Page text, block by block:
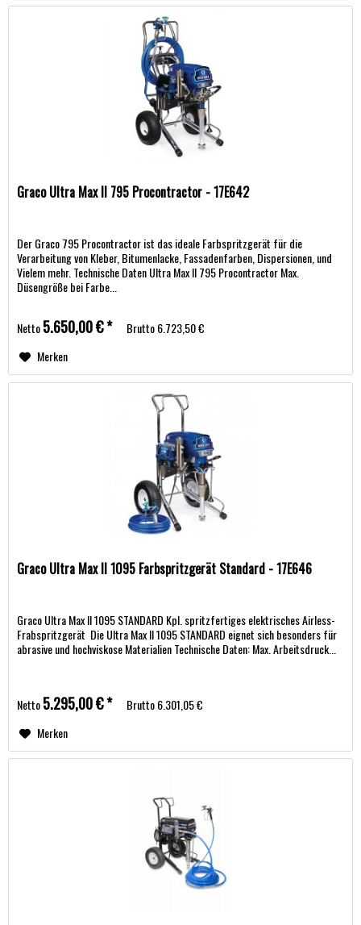
Graco Ultra Max II 795 Procontractor - 17E642
Der Graco 795 Procontractor ist das ideale Farbspritzgerät für die
Verarbeitung von Kleber, Bitumenlacke, Fassadenfarben, Dispersionen, und
Vielem mehr. Technische Daten Ultra Max II 795 Procontractor Max.
Düsengröße bei Farbe...
Netto5.650,00 € * Brutto6.723,50 €
Merken
Graco Ultra Max II 1095 Farbspritzgerät Standard - 17E646
Graco Ultra Max II 1095 STANDARD Kpl. spritzfertiges elektrisches Airless-
Frabspritzgerät Die Ultra Max II 1095 STANDARD eignet sich besonders für
abrasive und hochviskose Materialien Technische Daten: Max. Arbeitsdruck...
Netto5.295,00 € * Brutto6.301,05 €
Merken